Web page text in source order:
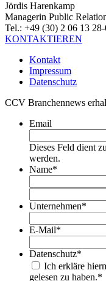
Jördis Harenkamp
Managerin Public
Tel.: +49 (30) 2 06 13
KONTAKTIEREN
Kontakt
Impressum
Datenschutz
CCV Branchennews
Email
Dieses Feld dient
werden.
Name*
Unternehmen*
E-Mail*
Datenschutz*
Ich erkläre
gelesen zu haben.*